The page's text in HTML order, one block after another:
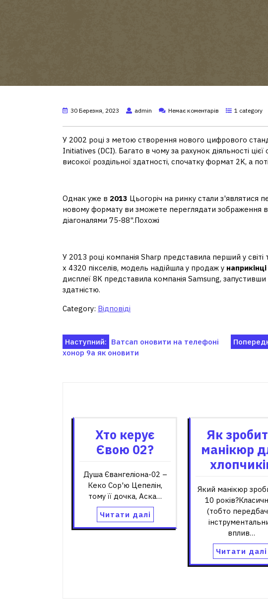
30 Березня, 2023 admin Немає коментарів 1 category
У 2002 році з метою створення нового цифрового
Initiatives (DCI). Багато в чому за рахунок діяльності цієї
високої роздільної здатності, спочатку формат 2K, а
Однак уже в 2013 Цьогоріч на ринку стали з'являтися
новому формату ви зможете переглядати зображення
діагоналями 75-88".Похожі
У 2013 році компанія Sharp представила перший у світі
х 4320 пікселів, модель надійшла у продаж у
дисплеї 8K представила компанія Samsung,
здатністю.
Category: Відповіді
Навігація
Наступний: Ватсап оновити на телефоні
хонор 9а як оновити
Хто керує
Євою 02?
Душа Євангеліона-02 –
Кеко Сор'ю Цепелін,
тому її дочка, Аска…
Читати далі
Як
манікюр
Який манікюр
10
(тобто
вплив…
Читати далі